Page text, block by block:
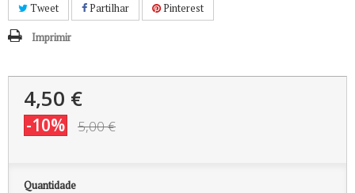
Tweet Partilhar Pinterest
Imprimir
4,50 €
-10% 5,00 €
Quantidade